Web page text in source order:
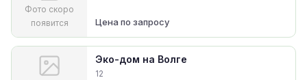
Фото скоро
появится
Цена по запросу
Эко-дом на Волге
12